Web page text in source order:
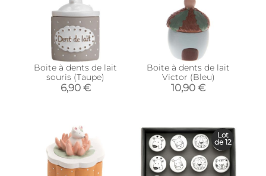
Boite à dents de lait
souris (Taupe)
6,90 €
Boite à dents de lait
Victor (Bleu)
10,90 €
Lot
de 12